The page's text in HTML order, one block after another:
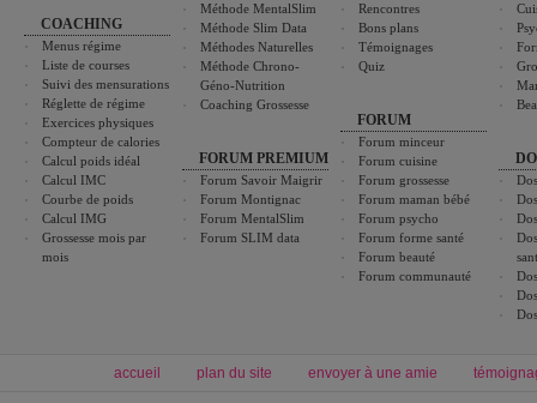
COACHING
Menus régime
Liste de courses
Suivi des mensurations
Réglette de régime
Exercices physiques
Compteur de calories
Calcul poids idéal
Calcul IMC
Courbe de poids
Calcul IMG
Grossesse mois par
mois
Méthode MentalSlim
Méthode Slim Data
Méthodes Naturelles
Méthode Chrono-
Géno-Nutrition
Coaching Grossesse
FORUM PREMIUM
Forum Savoir Maigrir
Forum Montignac
Forum MentalSlim
Forum SLIM data
Rencontres
Bons plans
Témoignages
Quiz
FORUM
Forum minceur
Forum cuisine
Forum grossesse
Forum maman bébé
Forum psycho
Forum forme santé
Forum beauté
Forum communauté
accueil plan du site envoyer à une amie